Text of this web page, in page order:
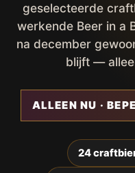
geselecteerde
werkende Beer in a
na december
blijft —
ALLEEN NU ·
24